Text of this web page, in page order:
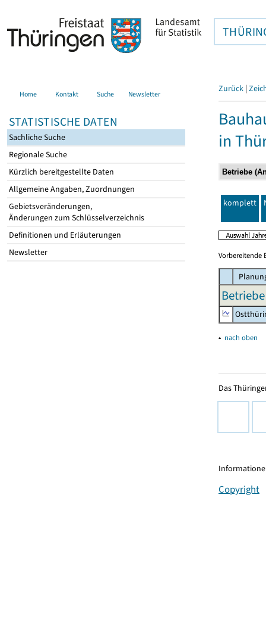
Home Kontakt Suche Newsletter
STATISTISCHE DATEN
Sachliche Suche
Regionale Suche
Kürzlich bereitgestellte Daten
Allgemeine Angaben, Zuordnungen
Gebietsveränderungen,
Änderungen zum Schlüsselverzeichnis
Definitionen und Erläuterungen
Newsletter
Zurück |
in
komplett
Vorbereitende
▴ nach oben
Das
Copyright